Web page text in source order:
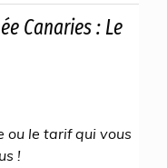
Canaries : Le
ou le tarif qui vous
!